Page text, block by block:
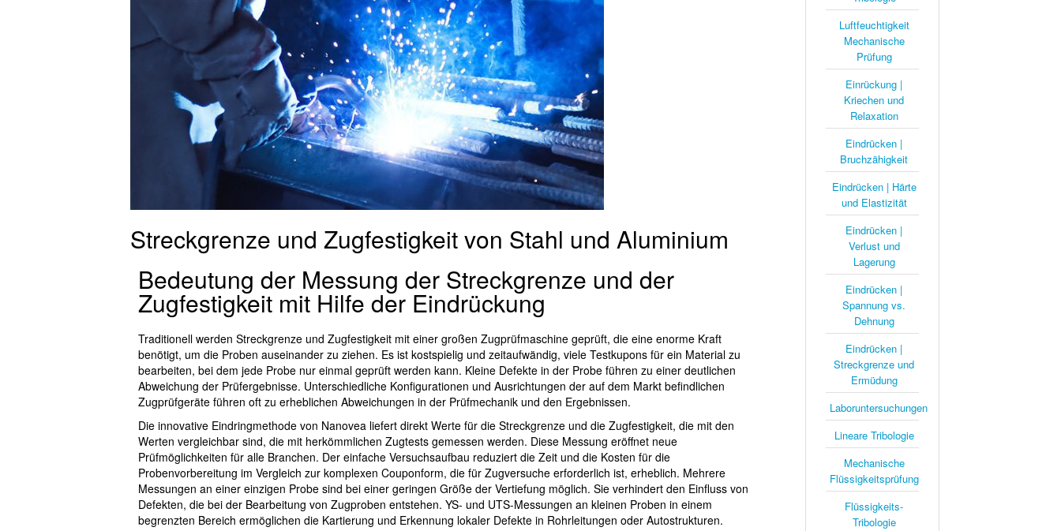
Streckgrenze und Zugfestigkeit von Stahl und Aluminium
Bedeutung der Messung der Streckgrenze und der
Zugfestigkeit mit Hilfe der Eindrückung
Traditionell werden Streckgrenze und Zugfestigkeit mit einer großen Zugprüfmaschine geprüft, die eine enorme Kraft
benötigt, um die Proben auseinander zu ziehen. Es ist kostspielig und zeitaufwändig, viele Testkupons für ein Material zu
bearbeiten, bei dem jede Probe nur einmal geprüft werden kann. Kleine Defekte in der Probe führen zu einer deutlichen
Abweichung der Prüfergebnisse. Unterschiedliche Konfigurationen und Ausrichtungen der auf dem Markt befindlichen
Zugprüfgeräte führen oft zu erheblichen Abweichungen in der Prüfmechanik und den Ergebnissen.
Die innovative Eindringmethode von Nanovea liefert direkt Werte für die Streckgrenze und die Zugfestigkeit, die mit den
Werten vergleichbar sind, die mit herkömmlichen Zugtests gemessen werden. Diese Messung eröffnet neue
Prüfmöglichkeiten für alle Branchen. Der einfache Versuchsaufbau reduziert die Zeit und die Kosten für die
Probenvorbereitung im Vergleich zur komplexen Couponform, die für Zugversuche erforderlich ist, erheblich. Mehrere
Messungen an einer einzigen Probe sind bei einer geringen Größe der Vertiefung möglich. Sie verhindert den Einfluss von
Defekten, die bei der Bearbeitung von Zugproben entstehen. YS- und UTS-Messungen an kleinen Proben in einem
begrenzten Bereich ermöglichen die Kartierung und Erkennung lokaler Defekte in Rohrleitungen oder Autostrukturen.
Luftfeuchtigkeit
Mechanische
Prüfung
Einrückung |
Kriechen und
Relaxation
Eindrücken |
Bruchzähigkeit
Eindrücken | Härte
und Elastizität
Eindrücken |
Verlust und
Lagerung
Eindrücken |
Spannung vs.
Dehnung
Eindrücken |
Streckgrenze und
Ermüdung
Laboruntersuchungen
Lineare Tribologie
Mechanische
Flüssigkeitsprüfung
Flüssigkeits-
Tribologie